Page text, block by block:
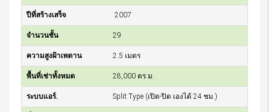
ปีที่สร้างเสร็จ 2007
จำนวนชั้น 29
ความสูงฝ้าเพดาน 2.5 เมตร
พื้นที่เช่าทั้งหมด 28,000 ตร.ม.
ระบบแอร์. Split Type (เปิด-ปิด เองได้ 24 ชม.)